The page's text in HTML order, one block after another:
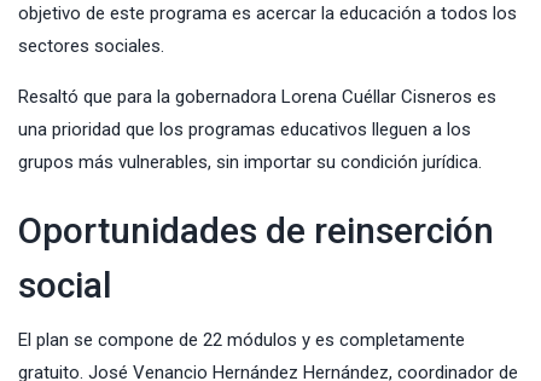
objetivo de este programa es acercar la educación a todos los
sectores sociales.
Resaltó que para la gobernadora Lorena Cuéllar Cisneros es
una prioridad que los programas educativos lleguen a los
grupos más vulnerables, sin importar su condición jurídica.
Oportunidades de reinserción
social
El plan se compone de 22 módulos y es completamente
gratuito. José Venancio Hernández Hernández, coordinador de